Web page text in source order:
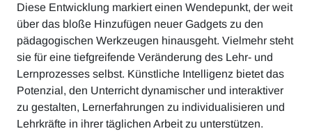
Diese Entwicklung markiert einen Wendepunkt, der weit
über das bloße Hinzufügen neuer Gadgets zu den
pädagogischen Werkzeugen hinausgeht. Vielmehr steht
sie für eine tiefgreifende Veränderung des Lehr- und
Lernprozesses selbst. Künstliche Intelligenz bietet das
Potenzial, den Unterricht dynamischer und interaktiver
zu gestalten, Lernerfahrungen zu individualisieren und
Lehrkräfte in ihrer täglichen Arbeit zu unterstützen.